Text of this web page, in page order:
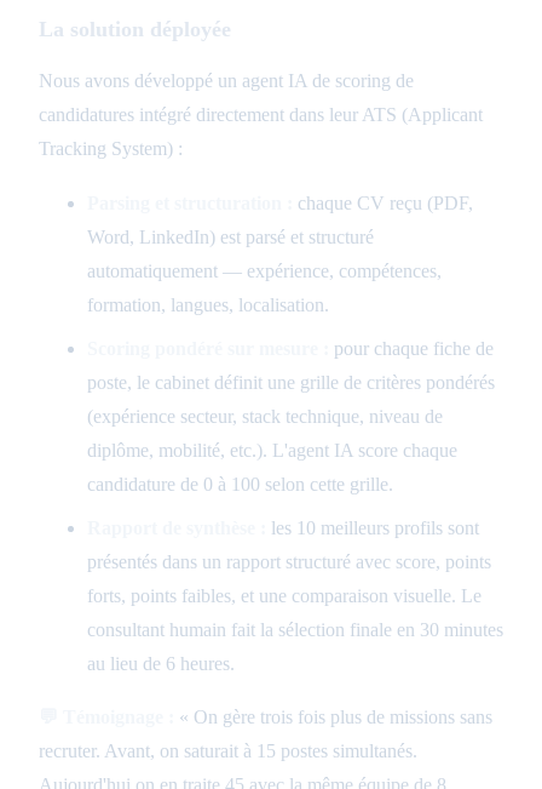
La solution déployée
Nous avons développé un agent IA de scoring de
candidatures intégré directement dans leur ATS (Applicant
Tracking System) :
chaque CV reçu (PDF,
Word, LinkedIn) est parsé et structuré
automatiquement — expérience, compétences,
formation, langues, localisation.
pour chaque fiche de
poste, le cabinet définit une grille de critères pondérés
(expérience secteur, stack technique, niveau de
diplôme, mobilité, etc.). L'agent IA score chaque
candidature de 0 à 100 selon cette grille.
les 10 meilleurs profils sont
présentés dans un rapport structuré avec score, points
forts, points faibles, et une comparaison visuelle. Le
consultant humain fait la sélection finale en 30 minutes
au lieu de 6 heures.
« On gère trois fois plus de missions sans
recruter. Avant, on saturait à 15 postes simultanés.